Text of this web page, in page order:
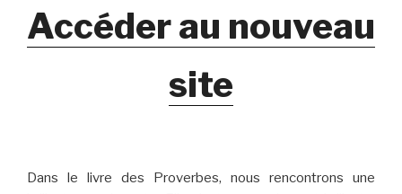
Accéder au nouveau
site
Dans le livre des Proverbes, nous rencontrons une